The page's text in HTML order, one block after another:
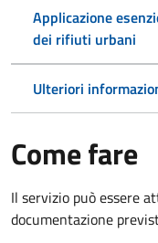
Applicazione
dei rifiuti urbani
Ulteriori
Come fare
Il servizio può essere
documentazione